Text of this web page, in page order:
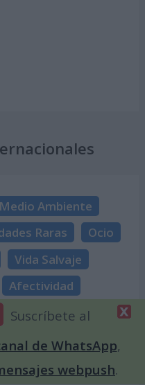
Medio Ambiente
Raras
Ocio
Vida Salvaje
Afectividad
Paz
Historia
Guerras
Suscríbete al
de WhatsApp,
webpush.